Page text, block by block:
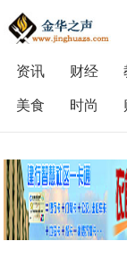
资讯 财经
美食
时尚